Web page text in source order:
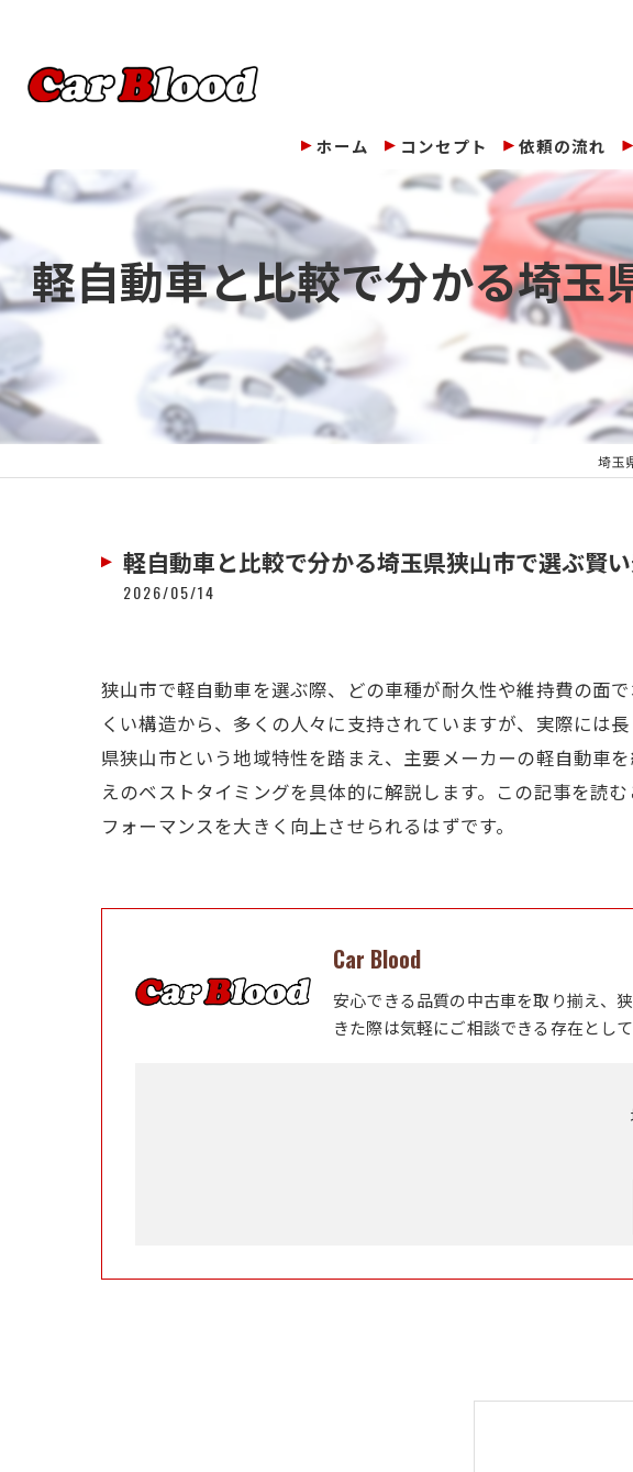
ホーム コンセプト 依頼の流れ
軽自動車と比較で分かる埼玉
埼玉
軽自動車と比較で分かる埼玉県狭山市で選ぶ賢
2026/05/14
狭山市で軽自動車を選ぶ際、どの車種が耐久性や維持費の面
くい構造から、多くの人々に支持されていますが、実際には
県狭山市という地域特性を踏まえ、主要メーカーの軽自動車
えのベストタイミングを具体的に解説します。この記事を読
フォーマンスを大きく向上させられるはずです。
Car Blood
安心できる品質の中古車を取り揃え、
きた際は気軽にご相談できる存在とし